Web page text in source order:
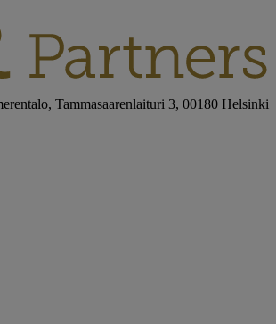
Tammasaarenlaituri 3, 00180 Helsinki